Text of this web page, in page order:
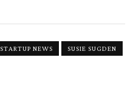
STARTUP NEWS SUSIE SUGDEN